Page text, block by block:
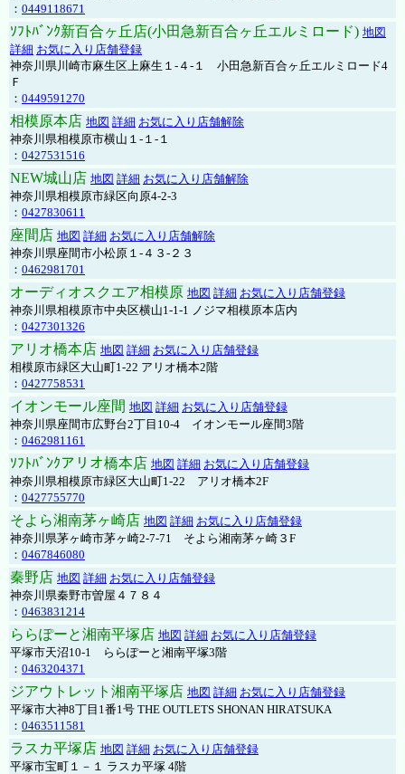
： 0449118671
ｿﾌﾄﾊﾞﾝｸ新百合ヶ丘店(小田急新百合ヶ丘エルミロード) 地図
詳細 お気に入り店舗登録
神奈川県川崎市麻生区上麻生１-４-１ 小田急新百合ヶ丘エルミロード4
Ｆ
： 0449591270
相模原本店 地図 詳細 お気に入り店舗解除
神奈川県相模原市横山１-１-１
： 0427531516
NEW城山店 地図 詳細 お気に入り店舗解除
神奈川県相模原市緑区向原4-2-3
： 0427830611
座間店 地図 詳細 お気に入り店舗解除
神奈川県座間市小松原１-４３-２３
： 0462981701
オーディオスクエア相模原 地図 詳細 お気に入り店舗登録
神奈川県相模原市中央区横山1-1-1 ノジマ相模原本店内
： 0427301326
アリオ橋本店 地図 詳細 お気に入り店舗登録
相模原市緑区大山町1-22 アリオ橋本2階
： 0427758531
イオンモール座間 地図 詳細 お気に入り店舗登録
神奈川県座間市広野台2丁目10-4 イオンモール座間3階
： 0462981161
ｿﾌﾄﾊﾞﾝｸアリオ橋本店 地図 詳細 お気に入り店舗登録
神奈川県相模原市緑区大山町1-22 アリオ橋本2F
： 0427755770
そよら湘南茅ヶ崎店 地図 詳細 お気に入り店舗登録
神奈川県茅ヶ崎市茅ヶ崎2‐7‐71 そよら湘南茅ヶ崎３F
： 0467846080
秦野店 地図 詳細 お気に入り店舗登録
神奈川県秦野市曽屋４７８４
： 0463831214
ららぽーと湘南平塚店 地図 詳細 お気に入り店舗登録
平塚市天沼10-1 ららぽーと湘南平塚3階
： 0463204371
ジアウトレット湘南平塚店 地図 詳細 お気に入り店舗登録
平塚市大神8丁目1番1号 THE OUTLETS SHONAN HIRATSUKA
： 0463511581
ラスカ平塚店 地図 詳細 お気に入り店舗登録
平塚市宝町１－１ ラスカ平塚 4階